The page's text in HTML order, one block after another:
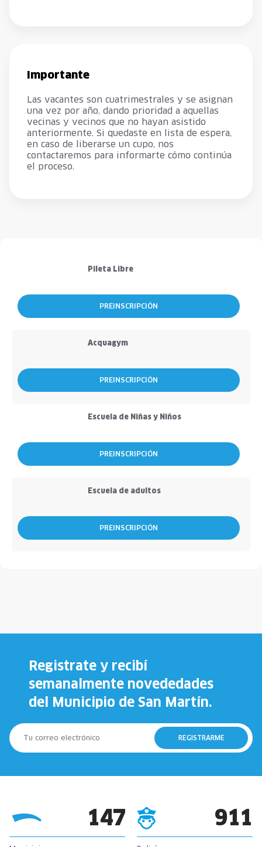
Importante
Las vacantes son cuatrimestrales y se asignan
una vez por año, dando prioridad a aquellas
vecinas y vecinos que no hayan asistido
anteriormente. Si quedaste en lista de espera,
en caso de liberarse un cupo, nos
contactaremos para informarte cómo continúa
el proceso.
Pileta Libre
PREINSCRIPCIÓN
Acquagym
PREINSCRIPCIÓN
Escuela de Niñas y Niños
PREINSCRIPCIÓN
Escuela de adultos
PREINSCRIPCIÓN
Registrate y recibí
semanalmente novededades
del Municipio de San Martín.
REGISTRARME
147 911